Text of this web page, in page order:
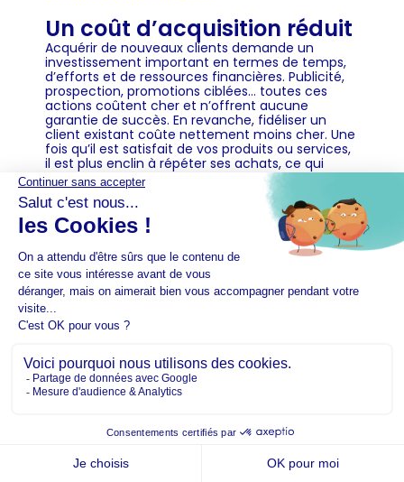
Un coût d’acquisition réduit
Acquérir de nouveaux clients demande un
investissement important en termes de temps,
d’efforts et de ressources financières. Publicité,
prospection, promotions ciblées… toutes ces
actions coûtent cher et n’offrent aucune
garantie de succès. En revanche, fidéliser un
client existant coûte nettement moins cher. Une
fois qu’il est satisfait de vos produits ou services,
il est plus enclin à répéter ses achats, ce qui
maximise votre retour sur investissement.
Un levier de
recommandation
Les clients fidèles sont vos meilleurs
ambassadeurs. En parlant positivement de votre
marque à leur entourage ou en partageant leurs
expériences sur les réseaux sociaux, ils
contribuent à renforcer votre notoriété et à
attirer de nouveaux clients. Ce bouche-à-oreille,
crédible que la publicité, constitue un puissant
levier d’acquisition client.
durable
Fidéliser ses clients, c’est bâtir une relation de
confiance sur le long terme. Cette relation